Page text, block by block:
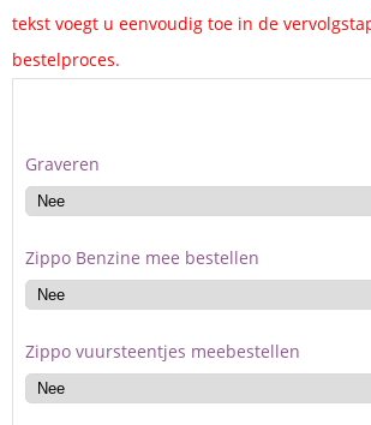
tekst voegt u eenvoudig toe in de
bestelproces.
Graveren
Zippo Benzine mee bestellen
Zippo vuursteentjes meebestellen